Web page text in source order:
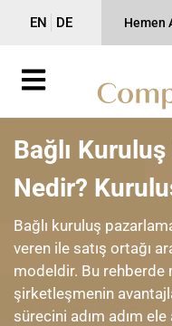
EN DE Hemen
Bağlı
Nedir?
Bağlı kuruluş
veren ile satış ortağı
modeldir. Bu rehberde
şirketleşmenin
sürecini adım adım ele